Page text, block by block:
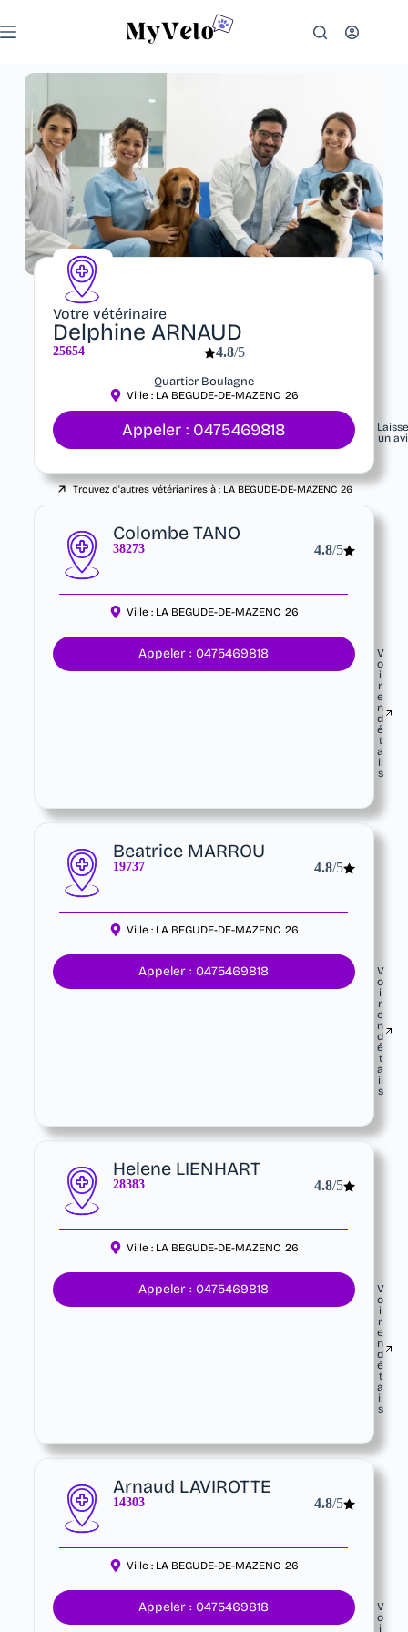
Votre vétérinaire
Delphine ARNAUD
25654 4.8/5
Quartier Boulagne
Ville : LA BEGUDE-DE-MAZENC 26
Appeler : 0475469818
un
Trouvez d'autres vétérianires à : LA BEGUDE-DE-MAZENC 26
Colombe TANO
38273 4.8/5
Ville : LA BEGUDE-DE-MAZENC 26
Appeler : 0475469818
V
o
i
r
e
n
d
é
t
a
il
s
Beatrice MARROU
19737 4.8/5
Ville : LA BEGUDE-DE-MAZENC 26
Appeler : 0475469818
V
o
i
r
e
n
d
é
t
a
il
s
Helene LIENHART
28383 4.8/5
Ville : LA BEGUDE-DE-MAZENC 26
Appeler : 0475469818
V
o
i
r
e
n
d
é
t
a
il
s
Arnaud LAVIROTTE
14303 4.8/5
Ville : LA BEGUDE-DE-MAZENC 26
Appeler : 0475469818
V
o
i